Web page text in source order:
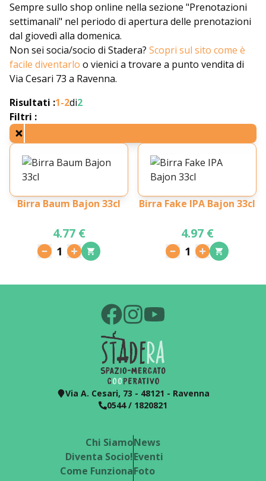
Sempre sullo shop online nella sezione "Prenotazioni
settimanali" nel periodo di apertura delle prenotazioni
dal giovedì alla domenica.
Non sei socia/socio di Stadera? Scopri sul sito come è
facile diventarlo o vienici a trovare a punto vendita di
Via Cesari 73 a Ravenna.
Risultati :1-2di2
Filtri :
Birra Baum Bajon 33cl
4.77 €
1
Birra Fake IPA Bajon 33cl
4.97 €
1
Via A. Cesari, 73 - 48121 - Ravenna
0544 / 1820821
Chi Siamo
Diventa Socio!
Come Funziona
News
Eventi
Foto